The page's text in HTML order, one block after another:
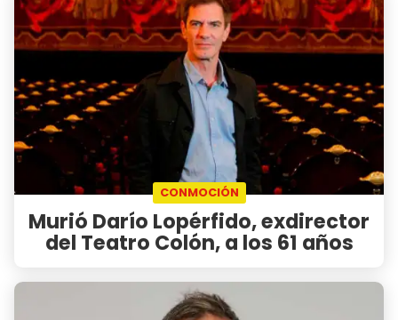
CONMOCIÓN
Murió Darío Lopérfido, exdirector
del Teatro Colón, a los 61 años